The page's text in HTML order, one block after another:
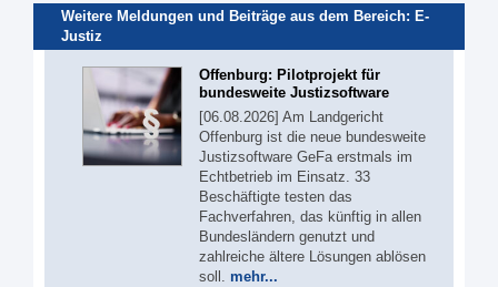
Weitere Meldungen und Beiträge aus dem Bereich: E-
Justiz
Offenburg: Pilotprojekt für
bundesweite Justizsoftware
[06.08.2026] Am Landgericht
Offenburg ist die neue bundesweite
Justizsoftware GeFa erstmals im
Echtbetrieb im Einsatz. 33
Beschäftigte testen das
Fachverfahren, das künftig in allen
Bundesländern genutzt und
zahlreiche ältere Lösungen ablösen
soll. mehr...